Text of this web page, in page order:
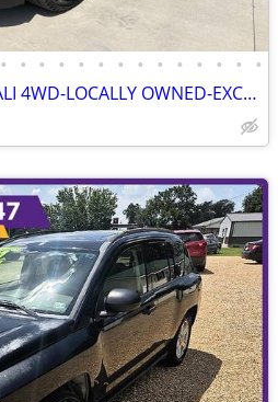
• • • • • • • • • • • • • •
2020 GMC YUKON DENALI 4WD-LOCALLY OWNED-EXCELLENT CONDITION-